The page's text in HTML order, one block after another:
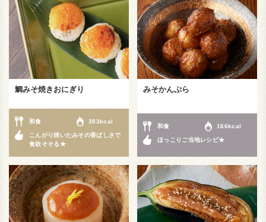
鯛みそ焼きおにぎり
和食 303kcal
こんがり焼いたみその香ばしさで
食欲そそる★
みそかんぷら
和食 166kcal
ほっこりご当地レシピ★